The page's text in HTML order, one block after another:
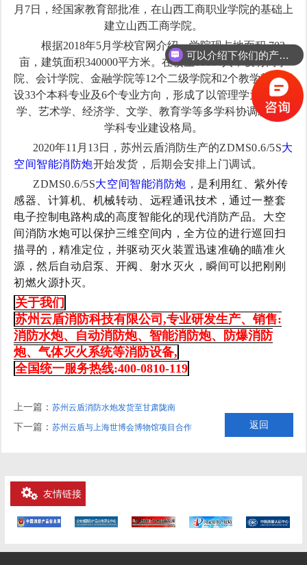
月7日，经国家教育部批准，在山西工商职业学院的基础上
建立山西工商学院。
根据2018年5月学校官网介绍，学院现占地面积 702
亩，建筑面积340000平方米。在校生16864人，设有商学
院、会计学院、金融学院等12个二级学院和2个教学部，开
设33个本科专业及6个专业方向，形成了以管理学为主，工
学、艺术学、经济学、文学、教育学等多学科协调发展的
学科专业建设格局。
2020年11月13日，苏州云盾消防生产的ZDMS0.6/5S大
空间智能消防炮开始发货，后期会安排上门调试。
ZDMS0.6/5S大空间智能消防炮 ， 是利用红、紫外传
感器、计算机、机械转动、远程通讯技术，通过一整套
电子控制电路构成的高度智能化的现代消防产品。大空
间消防水炮可以保护三维空间内，全方位的进行巡回扫
描寻的，精准定位，并驱动灭火装置迅速准确的瞄准火
源，然后自动启泵、开阀、射水灭火，瞬间可以把刚刚
初燃火源扑灭。
关于我们
苏州云盾消防科技有限公司,专业研发生产、销售:
消防水炮、自动消防炮、智能消防炮、防爆消防
炮、气体灭火系统等消防设备,
全国统一服务热线:400-0810-119
上一篇： 苏州云盾消防水炮发货至甘肃陇南
下一篇： 苏州云盾与上海世博会博物馆项目合作 返回
友情链接
可以介绍下你们的产品么？
你们是怎么收费的呢？